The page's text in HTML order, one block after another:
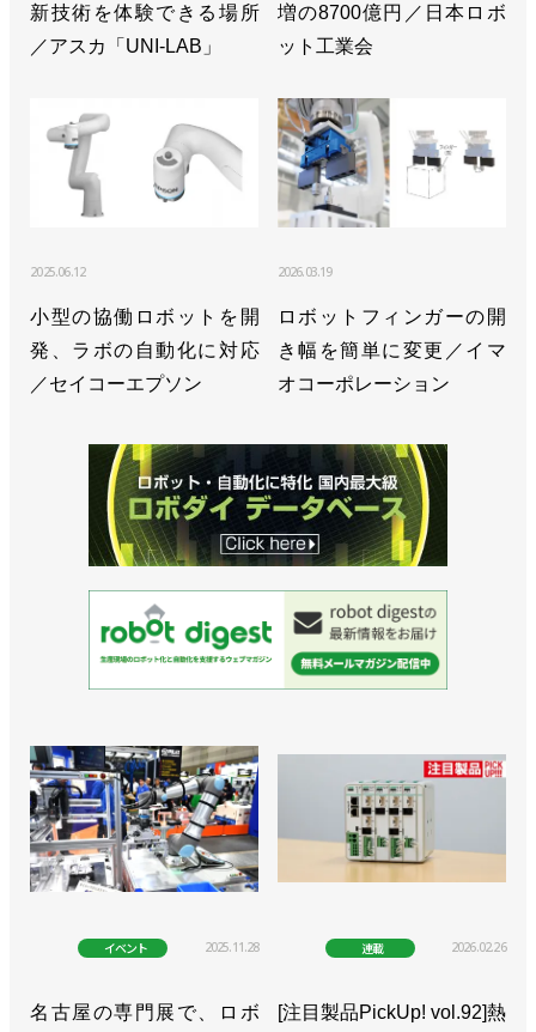
開催
8600億円からの上振れを期待／日本ロボット工業会
>>受注額と生産額、ともに前年を大幅に下回る／日
本ロボット工業会 2023年統計
のセミナー。聴講後の商談はお早めに
>>第１四半期の生産額、下落率が過去10年で最大に
／日本ロボット工業会
る／日本ロボット工業会
>>７－９月の産ロボ受注額、減少傾向が継続／日本
ロボット工業会
>>生産額8.8％減で11四半期ぶりに前年同期を下回
る／日本ロボット工業会
>>受注額は過去最高、生産額も初の１兆円超え／日
>>生産額は初の１兆円超え。今年は受注減も生産額
は増加の見通し／日本ロボット工業会
>>１－３月の産ロボ受注額は18.9%減少、生産額は
0.3％増加／日本ロボット工業会
>>2022年10－12月の生産額は3.4％増、年間は受
>>四半期での生産額と出荷額、出荷台数が過去最高
新技術を体験できる場所
／アスカ「UNI-LAB」
増の8700億円／日本ロボ
ット工業会
2025.06.12
小型の協働ロボットを開
発、ラボの自動化に対応
／セイコーエプソン
2026.03.19
ロボットフィンガーの開
き幅を簡単に変更／イマ
オコーポレーション
イベント 2025.11.28
名古屋の専門展で、ロボ
連載 2026.02.26
[注目製品PickUp! vol.92]熱